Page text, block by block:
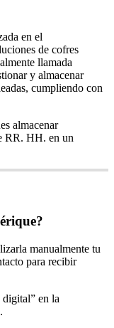
en el
de cofres
llamada
y almacenar
, cumpliendo con
almacenar
RR. HH. en un
érique?
manualmente tu
para recibir
digital” en la
.